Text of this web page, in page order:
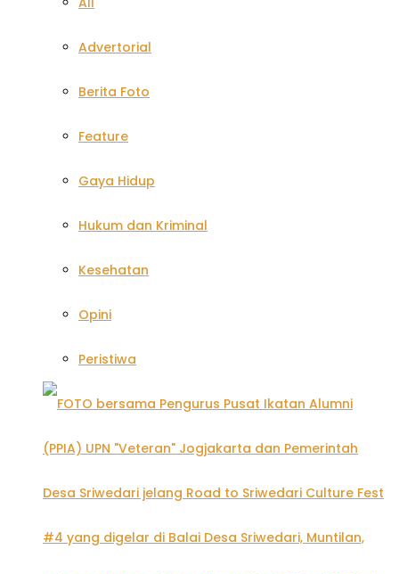
Advertorial
Berita Foto
Feature
Gaya Hidup
Hukum dan Kriminal
Kesehatan
Opini
Peristiwa